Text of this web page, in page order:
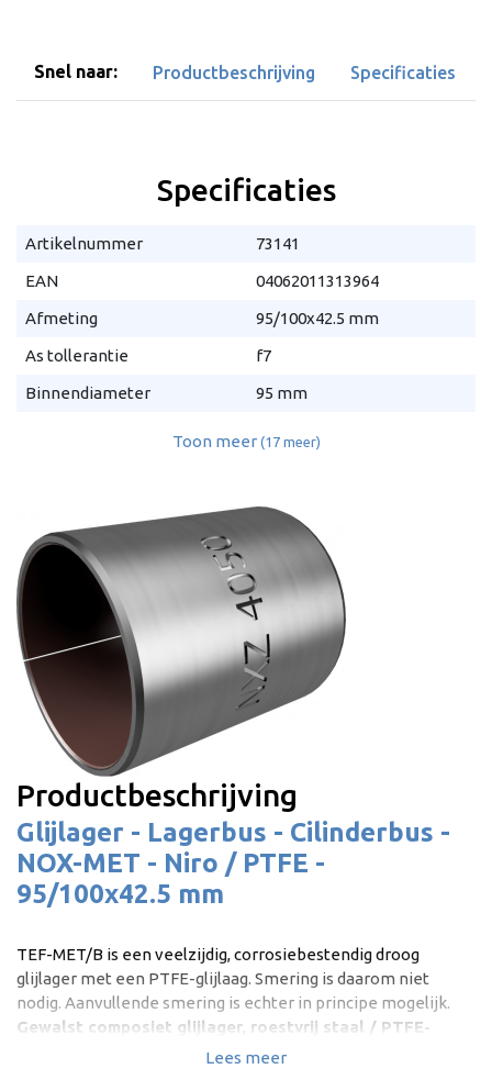
Snel naar: Productbeschrijving Specificaties
Specificaties
Artikelnummer
73141
EAN
04062011313964
Afmeting
95/100x42.5 mm
As tollerantie
f7
Binnendiameter
95 mm
Toon meer (17 meer)
Productbeschrijving
Glijlager - Lagerbus - Cilinderbus -
NOX-MET - Niro / PTFE -
95/100x42.5 mm
TEF-MET/B is een veelzijdig, corrosiebestendig droog
glijlager met een PTFE-glijlaag. Smering is daarom niet
nodig. Aanvullende smering is echter in principe mogelijk.
Gewalst composiet glijlager, roestvrij staal / PTFE-
gecoat | Onderhoudsvrij droog glijlager |
Lees meer